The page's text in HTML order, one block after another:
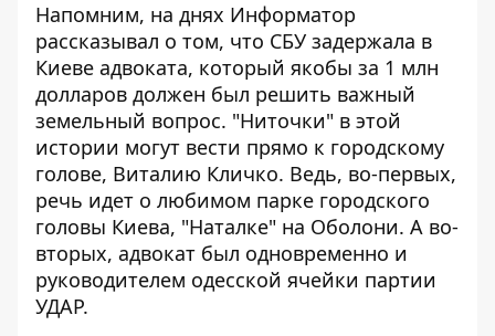
Напомним, на днях Информатор
рассказывал о том, что СБУ задержала в
Киеве адвоката, который якобы за 1 млн
долларов должен был решить важный
земельный вопрос. "Ниточки" в этой
истории могут вести прямо к городскому
голове, Виталию Кличко. Ведь, во-первых,
речь идет о любимом парке городского
головы Киева, "Наталке" на Оболони. А во-
вторых, адвокат был одновременно и
руководителем одесской ячейки партии
УДАР.